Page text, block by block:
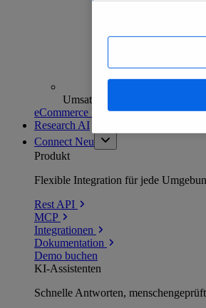
Umsatzanalysen und -prognosen
eCommerce Insights entdecken
Research AI
Connect Neu
Produkt
Flexible Integration für jede
Rest API
MCP
Integrationen
Dokumentation
Demo buchen
KI-Assistenten
Schnelle Antworten,